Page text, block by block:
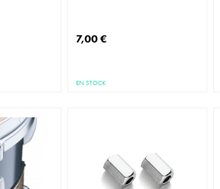
7,00 €
EN STOCK